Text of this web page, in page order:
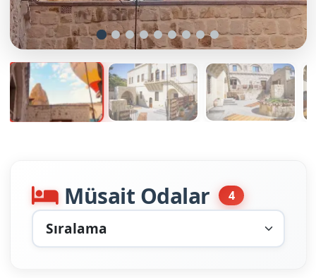
Müsait Odalar 4